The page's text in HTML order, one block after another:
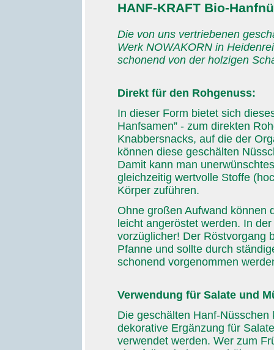
HANF-KRAFT Bio-
Die von uns vertriebenen
Werk NOWAKORN in
schonend von der holzigen
Direkt für den Rohgenuss:
In dieser Form bietet sich
Hanfsamen” - zum direkten
Knabbersnacks, auf die der
können diese geschälten
Damit kann man
gleichzeitig wertvolle Stoffe
Körper zuführen.
Ohne großen Aufwand können
leicht angeröstet werden. In
vorzüglicher! Der Röstvorgang
Pfanne und sollte durch
schonend vorgenommen
Verwendung für Salate und
Die geschälten Hanf-
dekorative Ergänzung für
verwendet werden. Wer zum